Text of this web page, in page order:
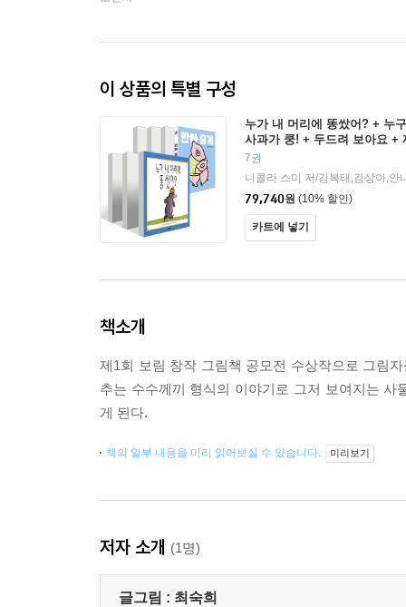
이 상품의 특별 구성
누가 내 머리에 똥쌌어? + 누
사과가 쿵! + 두드려 보아요 +
사랑해 사랑해 사랑해 + 안아
7권
79,740원 (10% 할인)
카트에 넣기
책소개
제1회 보림 창작 그림책 공모전 수상작으로 그림
추는 수수께끼 형식의 이야기로 그저 보여지는
게 된다.
책의 일부 내용을 미리 읽어보실 수 있습니다. 미리보기
저자 소개 (1명)
글그림 : 최숙희